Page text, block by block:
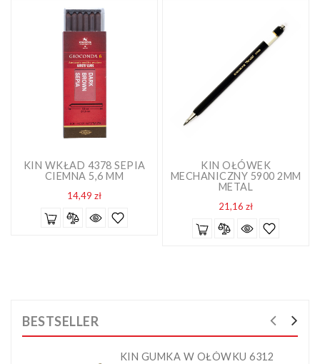
KIN WKŁAD 4378 SEPIA
CIEMNA 5,6 MM
14,49 złCena
KIN OŁÓWEK
MECHANICZNY 5900 2MM
METAL
21,16 złCena
BESTSELLER
KIN GUMKA W OŁÓWKU 6312